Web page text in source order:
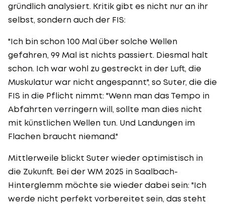
gründlich analysiert. Kritik gibt es nicht nur an ihr
selbst, sondern auch der FIS:
"Ich bin schon 100 Mal über solche Wellen
gefahren, 99 Mal ist nichts passiert. Diesmal halt
schon. Ich war wohl zu gestreckt in der Luft, die
Muskulatur war nicht angespannt", so Suter, die die
FIS in die Pflicht nimmt: "Wenn man das Tempo in
Abfahrten verringern will, sollte man dies nicht
mit künstlichen Wellen tun. Und Landungen im
Flachen braucht niemand."
Mittlerweile blickt Suter wieder optimistisch in
die Zukunft. Bei der WM 2025 in Saalbach-
Hinterglemm möchte sie wieder dabei sein: "Ich
werde nicht perfekt vorbereitet sein, das steht